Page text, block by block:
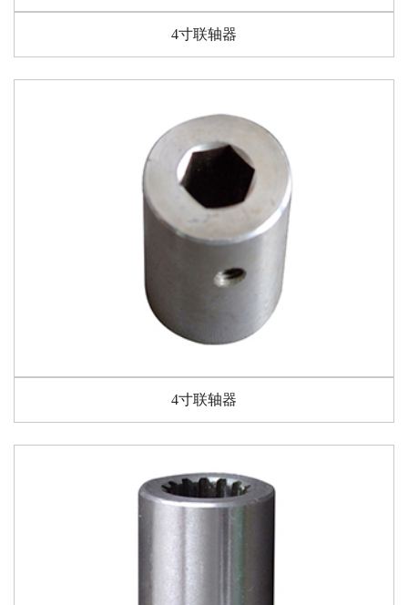
4寸联轴器
4寸联轴器